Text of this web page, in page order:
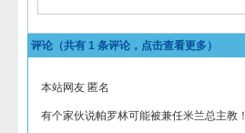
评论（共有 1 条评论，点击查看更多）
本站网友 匿名
有个家伙说帕罗林可能被兼任米兰总主教！